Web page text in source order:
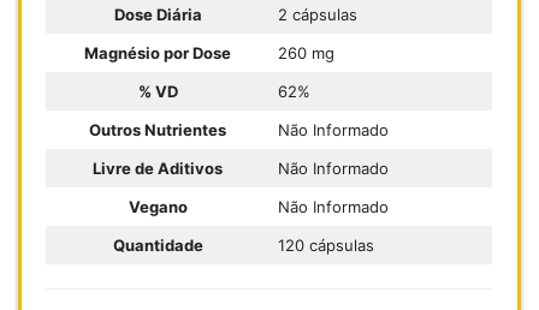
Dose Diária
2 cápsulas
Magnésio por Dose
260 mg
% VD
62%
Outros Nutrientes
Não Informado
Livre de Aditivos
Não Informado
Vegano
Não Informado
Quantidade
120 cápsulas